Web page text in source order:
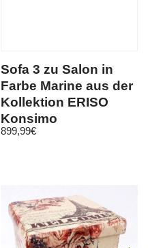
Sofa 3 zu Salon in
Farbe Marine aus der
Kollektion ERISO
Konsimo
899,99€